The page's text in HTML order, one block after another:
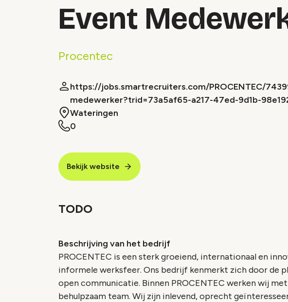
Event
Procentec
https://jobs.smartrecruiters.com/PROCENTEC/
medewerker?trid=73a5af65-a217-47ed-9d1b-
Wateringen
0
Bekijk website
TODO
Beschrijving van het bedrijf
PROCENTEC is een sterk groeiend, internationaal en
informele werksfeer. Ons bedrijf kenmerkt zich door de
open communicatie. Binnen PROCENTEC werken wij
behulpzaam team. Wij zijn inlevend, oprecht